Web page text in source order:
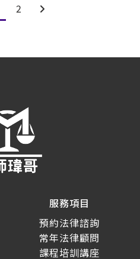
2
服務項目
預約法律諮詢
常年法律顧問
課程培訓講座